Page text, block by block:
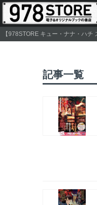
【978STORE キュー・ナナ・ハ
記事一覧